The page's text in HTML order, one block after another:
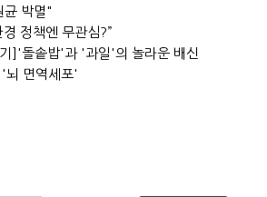
균 박멸"
정책엔 무관심?”
기]'돌솥밥'과 '과일'의 놀라운 배신
'뇌 면역세포'